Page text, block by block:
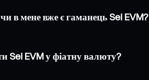
в мене вже є гаманець Sei EVM?
Sei EVM у фіатну валюту?